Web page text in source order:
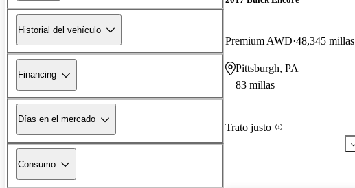
Historial del vehículo
Financing
Días en el mercado
Consumo
Premium AWD 48,345 millas
Pittsburgh, PA
83 millas
Trato justo